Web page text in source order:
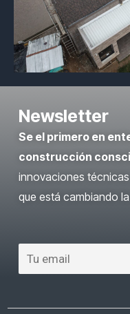
Newsletter
Se el primero en
construcción
innovaciones
que está cambiando